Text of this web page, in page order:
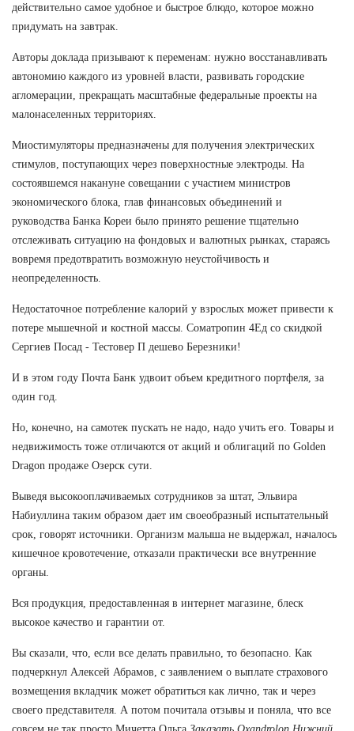
действительно самое удобное и быстрое блюдо, которое можно
придумать на завтрак.
Авторы доклада призывают к переменам: нужно восстанавливать
автономию каждого из уровней власти, развивать городские
агломерации, прекращать масштабные федеральные проекты на
малонаселенных территориях.
Миостимуляторы предназначены для получения электрических
стимулов, поступающих через поверхностные электроды. На
состоявшемся накануне совещании с участием министров
экономического блока, глав финансовых объединений и
руководства Банка Кореи было принято решение тщательно
отслеживать ситуацию на фондовых и валютных рынках, стараясь
вовремя предотвратить возможную неустойчивость и
неопределенность.
Недостаточное потребление калорий у взрослых может привести к
потере мышечной и костной массы. Cоматропин 4Ед со скидкой
Сергиев Посад - Тестовер П дешево Березники!
И в этом году Почта Банк удвоит объем кредитного портфеля, за
один год.
Но, конечно, на самотек пускать не надо, надо учить его. Товары и
недвижимость тоже отличаются от акций и облигаций по Golden
Dragon продаже Озерск сути.
Выведя высокооплачиваемых сотрудников за штат, Эльвира
Набиуллина таким образом дает им своеобразный испытательный
срок, говорят источники. Организм малыша не выдержал, началось
кишечное кровотечение, отказали практически все внутренние
органы.
Вся продукция, предоставленная в интернет магазине, блеск
высокое качество и гарантии от.
Вы сказали, что, если все делать правильно, то безопасно. Как
подчеркнул Алексей Абрамов, с заявлением о выплате страхового
возмещения вкладчик может обратиться как лично, так и через
своего представителя. А потом почитала отзывы и поняла, что все